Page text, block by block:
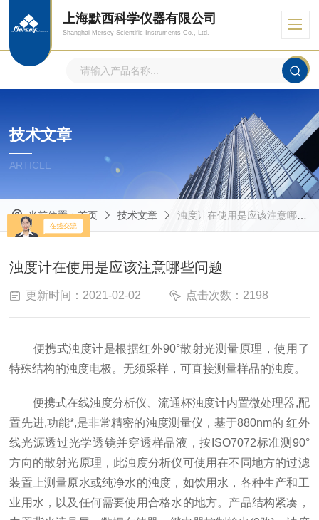
上海默西科学仪器有限公司
Shanghai Mersey Scientific Instruments Co., Ltd.
技术文章
ARTICLE
当前位置：首页 技术文章 浊度计在使用是应该注意哪些问题
浊度计在使用是应该注意哪些问题
更新时间：2021-02-02 点击次数：2198
便携式浊度计是根据红外90°散射光测量原理，使用了
特殊结构的浊度电极。无须采样，可直接测量样品的浊度。
便携式在线浊度分析仪、流通杯浊度计内置微处理器,配
置先进,功能*,是非常精密的浊度测量仪，基于880nm的 红外
线光源透过光学透镜并穿透样品液，按ISO7072标准测90°
方向的散射光原理，此浊度分析仪可使用在不同地方的过滤
装置上测量原水或纯净水的浊度，如饮用水，各种生产和工
业用水，以及任何需要使用合格水的地方。产品结构紧凑，